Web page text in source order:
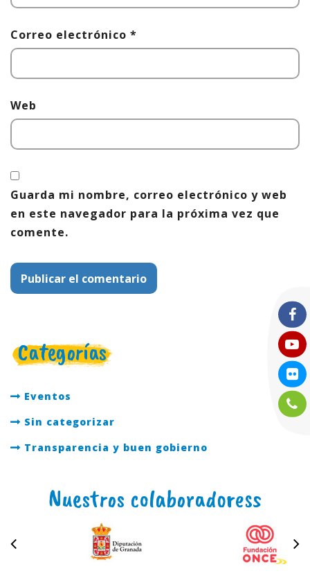
Correo electrónico *
Web
Guarda mi nombre, correo electrónico y web
en este navegador para la próxima vez que
comente.
Categorías
Eventos
Sin categorizar
Transparencia y buen gobierno
Nuestros colaboradoress